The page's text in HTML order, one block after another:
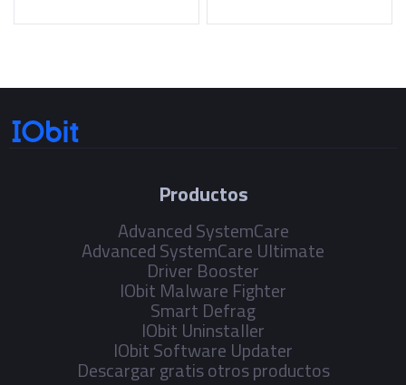
Productos
Advanced SystemCare
Advanced SystemCare Ultimate
Driver Booster
IObit Malware Fighter
Smart Defrag
IObit Uninstaller
IObit Software Updater
Descargar gratis otros productos